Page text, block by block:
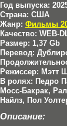
Год выпуска:
Страна: США
Жанр: Фильмы
Качество: WEB-
Размер: 1,37 Gb
Перевод:
Режиссер: Мэтт
В ролях: Педро
Мосс-Бакрак,
Найлз, Пол
Описание: